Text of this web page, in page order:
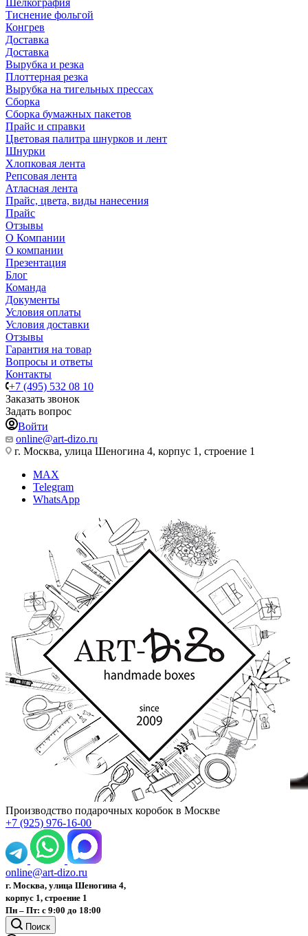
Шелкография
Тиснение фольгой
Конгрев
Доставка
Доставка
Вырубка и резка
Плоттерная резка
Вырубка на тигельных прессах
Сборка
Сборка бумажных пакетов
Прайс и справки
Цветовая палитра шнурков и лент
Шнурки
Хлопковая лента
Репсовая лента
Атласная лента
Прайс, цвета, виды нанесения
Прайс
Отзывы
О Компании
О компании
Презентация
Блог
Команда
Документы
Условия оплаты
Условия доставки
Отзывы
Гарантия на товар
Вопросы и ответы
Контакты
+7 (495) 532 08 10
Заказать звонок
Задать вопрос
Войти
online@art-dizo.ru
г. Москва, улица Шеногина 4, корпус 1, строение 1
MAX
Telegram
WhatsApp
Производство подарочных коробок в Москве
+7 (925) 976-16-00
online@art-dizo.ru
г. Москва, улица Шеногина 4,
корпус 1, строение 1
Пн – Пт: с 9:00 до 18:00
Поиск